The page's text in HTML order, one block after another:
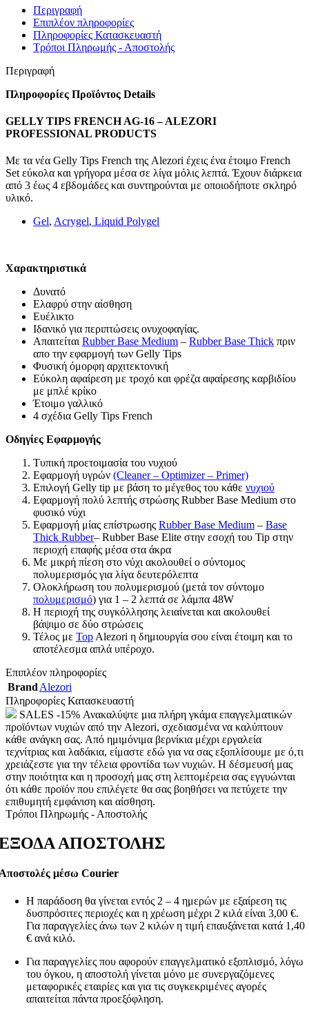
Περιγραφή
Επιπλέον πληροφορίες
Πληροφορίες Κατασκευαστή
Τρόποι Πληρωμής - Αποστολής
Περιγραφή
Πληροφορίες Προϊόντος Details
GELLY TIPS FRENCH AG-16 – ALEZORI
PROFESSIONAL PRODUCTS
Με τα νέα Gelly Tips French της Alezori έχεις ένα έτοιμο French
Set εύκολα και γρήγορα μέσα σε λίγα μόλις λεπτά. Έχουν διάρκεια
από 3 έως 4 εβδομάδες και συντηρούνται με οποιοδήποτε σκληρό
υλικό.
Gel, Acrygel, Liquid Polygel
Χαρακτηριστικά
Δυνατό
Ελαφρύ στην αίσθηση
Ευέλικτο
Ιδανικό για περιπτώσεις ονυχοφαγίας.
Απαιτείται Rubber Base Medium – Rubber Base Thick πριν
απο την εφαρμογή των Gelly Tips
Φυσική όμορφη αρχιτεκτονική
Εύκολη αφαίρεση με τροχό και φρέζα αφαίρεσης καρβιδίου
με μπλέ κρίκο
Έτοιμο γαλλικό
4 σχέδια Gelly Tips French
Οδηγίες Εφαρμογής
Τυπική προετοιμασία του νυχιού
Εφαρμογή υγρών (Cleaner – Optimizer – Primer)
Επιλογή Gelly tip με βάση το μέγεθος του κάθε νυχιού
Εφαρμογή πολύ λεπτής στρώσης Rubber Base Medium στο
φυσικό νύχι
Εφαρμογή μίας επίστρωσης Rubber Base Medium – Base
Thick Rubber– Rubber Base Elite στην εσοχή του Tip στην
περιοχή επαφής μέσα στα άκρα
Με μικρή πίεση στο νύχι ακολουθεί ο σύντομος
πολυμερισμός για λίγα δευτερόλεπτα
Ολοκλήρωση του πολυμερισμού (μετά τον σύντομο
πολυμερισμό) για 1 – 2 λεπτά σε λάμπα 48W
Η περιοχή της συγκόλλησης λειαίνεται και ακολουθεί
βάψιμο σε δύο στρώσεις
Τέλος με Top Alezori η δημιουργία σου είναι έτοιμη και το
αποτέλεσμα απλά υπέροχο.
Επιπλέον πληροφορίες
Brand Alezori
Πληροφορίες Κατασκευαστή
SALES -15% Ανακαλύψτε μια πλήρη γκάμα επαγγελματικών
προϊόντων νυχιών από την Alezori, σχεδιασμένα να καλύπτουν
κάθε ανάγκη σας. Από ημιμόνιμα βερνίκια μέχρι εργαλεία
τεχνίτριας και λαδάκια, είμαστε εδώ για να σας εξοπλίσουμε με ό,τι
χρειάζεστε για την τέλεια φροντίδα των νυχιών. Η δέσμευσή μας
στην ποιότητα και η προσοχή μας στη λεπτομέρεια σας εγγυώνται
ότι κάθε προϊόν που επιλέγετε θα σας βοηθήσει να πετύχετε την
επιθυμητή εμφάνιση και αίσθηση.
Τρόποι Πληρωμής - Αποστολής
ΑΠΟΣΤΟΛΗΣ
μέσω Courier
Η παράδοση θα γίνεται εντός 2 – 4 ημερών με εξαίρεση τις
δυσπρόσιτες περιοχές και η χρέωση μέχρι 2 κιλά είναι 3,00 €.
Για παραγγελίες άνω των 2 κιλών η τιμή επαυξάνεται κατά 1,40
€ ανά κιλό.
Για παραγγελίες που αφορούν επαγγελματικό εξοπλισμό, λόγω
του όγκου, η αποστολή γίνεται μόνο με συνεργαζόμενες
μεταφορικές εταιρίες και για τις συγκεκριμένες αγορές
απαιτείται πάντα προεξόφληση.